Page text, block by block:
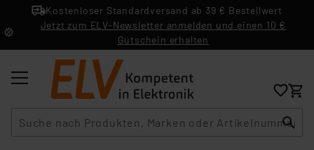
Kostenloser Standardversand ab 39 € Bestellwert
Jetzt zum ELV-Newsletter anmelden und einen 10 €
Gutschein erhalten